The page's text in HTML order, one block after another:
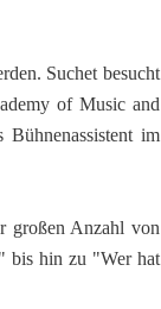
Suchet besucht
of Music and
im
großen Anzahl von
bis hin zu "Wer hat